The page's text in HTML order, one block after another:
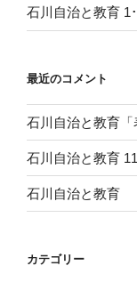
石川自治と教育 1
最近のコメント
石川自治と教育
石川自治と教育
石川自治と教育
カテゴリー